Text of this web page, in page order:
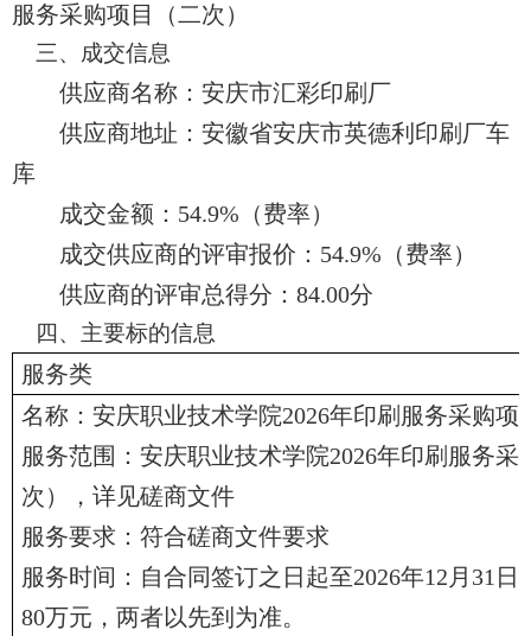
服务采购项目（二次）
三、成交信息
供应商名称：安庆市汇彩印刷厂
供应商地址：安徽省安庆市英德利印刷厂车
库
成交金额： 54.9%（费率）
成交供应商的评审报价： 54.9%（费率）
供应商的评审总得分： 84.00分
四、主要标的信息
服务类
名称：安庆职业技术学院2026年印刷服务采购项
服务范围：安庆职业技术学院2026年印刷服务采
次），详见磋商文件
服务要求：符合磋商文件要求
服务时间：自合同签订之日起至2026年12月31
80万元，两者以先到为准。